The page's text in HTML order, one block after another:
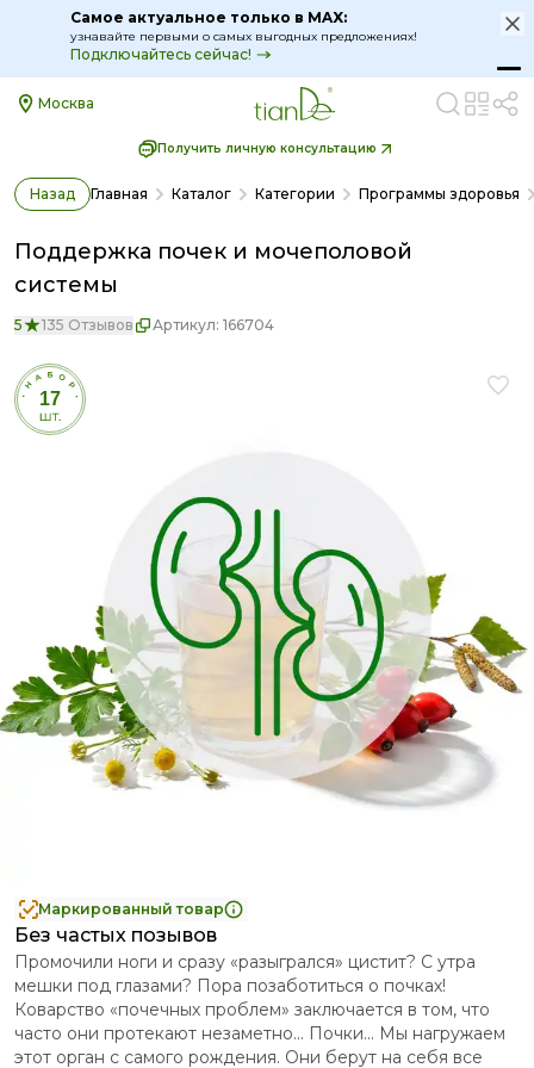
Самое актуальное только в MAX:
узнавайте первыми о самых выгодных предложениях!
Подключайтесь сейчас!
Москва
Получить личную консультацию
Назад Главная Каталог Категории Программы здоровья
Поддержка почек и мочеполовой
системы
5 135 Отзывов Артикул: 166704
Маркированный товар
Без частых позывов
Промочили ноги и сразу «разыгрался» цистит? С утра
мешки под глазами? Пора позаботиться о почках!
Коварство «почечных проблем» заключается в том, что
часто они протекают незаметно... Почки... Мы нагружаем
этот орган с самого рождения. Они берут на себя все